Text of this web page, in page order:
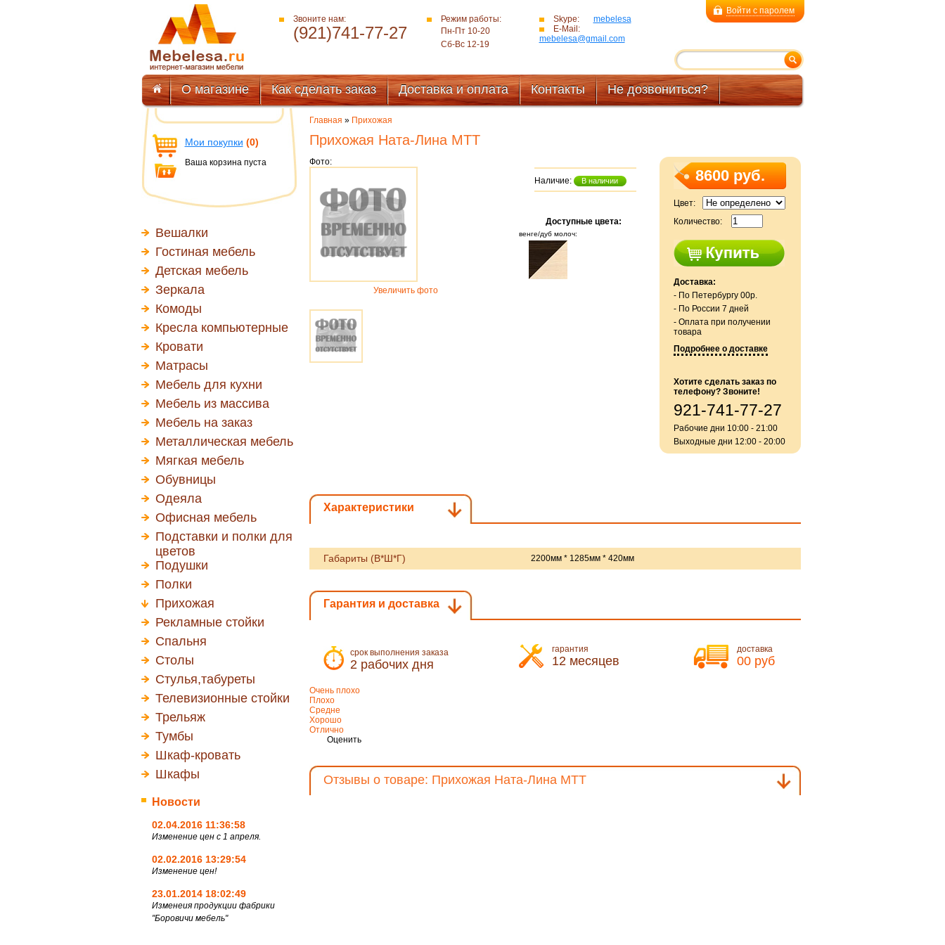
Звоните нам:
(921)741-77-27
Режим работы:
Пн-Пт 10-20
Сб-Вс 12-19
Skype:
mebelesa
E-Mail:
mebelesa@gmail.com
Войти с паролем
О магазине Как сделать заказ Доставка и оплата Контакты Не дозвониться?
Мои покупки (0)
Ваша корзина пуста
Вешалки
Гостиная мебель
Детская мебель
Зеркала
Комоды
Кресла компьютерные
Кровати
Матрасы
Мебель для кухни
Мебель из массива
Мебель на заказ
Металлическая мебель
Мягкая мебель
Обувницы
Одеяла
Офисная мебель
Подставки и полки для
цветов
Подушки
Полки
Прихожая
Рекламные стойки
Спальня
Столы
Стулья,табуреты
Телевизионные стойки
Трельяж
Тумбы
Шкаф-кровать
Шкафы
Новости
02.04.2016 11:36:58
Изменение цен с 1 апреля.
02.02.2016 13:29:54
Изменение цен!
23.01.2014 18:02:49
Изменеия продукции фабрики
"Боровичи мебель"
Главная » Прихожая
Прихожая Ната-Лина МТТ
Фото:
Увеличить фото
Наличие: В наличии
Доступные цвета:
венге/дуб молоч:
8600 руб.
Цвет:
Количество:
Доставка:
- По Петербургу 00р.
- По России 7 дней
- Оплата при получении
товара
Подробнее о доставке
Хотите сделать заказ по
телефону? Звоните!
921-741-77-27
Рабочие дни 10:00 - 21:00
Выходные дни 12:00 - 20:00
Характеристики
Габариты (В*Ш*Г) 2200мм * 1285мм * 420мм
Гарантия и доставка
срок выполнения заказа
2 рабочих дня
гарантия
12 месяцев
доставка
00 руб
Очень плохо
Плохо
Средне
Хорошо
Отлично
Оценить
Отзывы о товаре: Прихожая Ната-Лина МТТ